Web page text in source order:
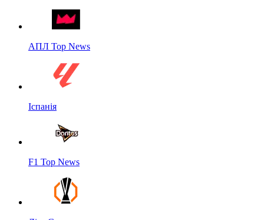
АПЛ Top News
Іспанія
F1 Top News